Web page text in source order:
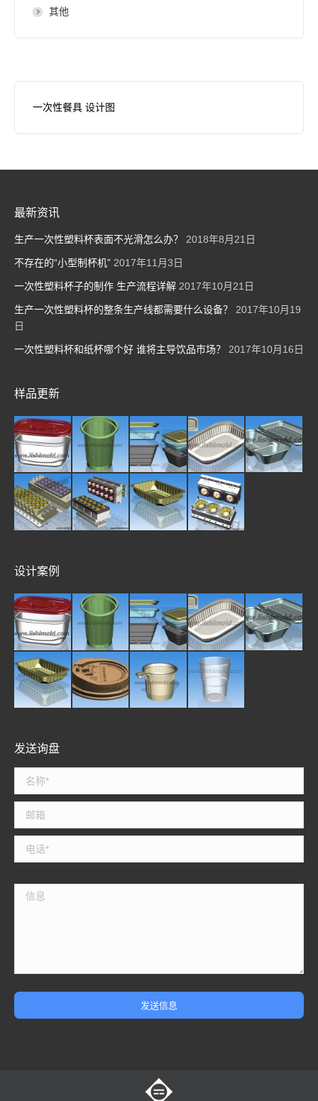
其他
一次性餐具 设计图
最新资讯
生产一次性塑料杯表面不光滑怎么办？ 2018年8月21日
不存在的“小型制杯机” 2017年11月3日
一次性塑料杯子的制作 生产流程详解 2017年10月21日
生产一次性塑料杯的整条生产线都需要什么设备？
2017年10月19
日
一次性塑料杯和纸杯哪个好 谁将主导饮品市场？ 2017年10月16日
样品更新
设计案例
发送询盘